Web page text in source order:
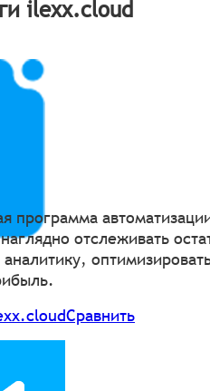
ilexx.cloud
программа
отслеживать
Сравнить